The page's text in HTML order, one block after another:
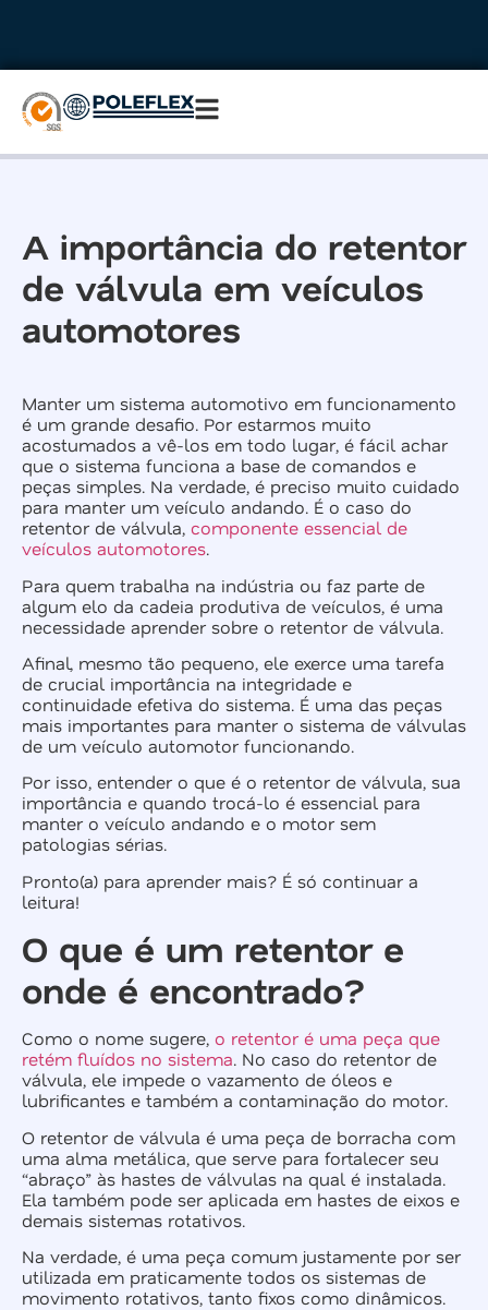
A importância do retentor
de válvula em veículos
automotores
Manter um sistema automotivo em funcionamento
é um grande desafio. Por estarmos muito
acostumados a vê-los em todo lugar, é fácil achar
que o sistema funciona a base de comandos e
peças simples. Na verdade, é preciso muito cuidado
para manter um veículo andando. É o caso do
retentor de válvula, componente essencial de
veículos automotores.
Para quem trabalha na indústria ou faz parte de
algum elo da cadeia produtiva de veículos, é uma
necessidade aprender sobre o retentor de válvula.
Afinal, mesmo tão pequeno, ele exerce uma tarefa
de crucial importância na integridade e
continuidade efetiva do sistema. É uma das peças
mais importantes para manter o sistema de válvulas
de um veículo automotor funcionando.
Por isso, entender o que é o retentor de válvula, sua
importância e quando trocá-lo é essencial para
manter o veículo andando e o motor sem
patologias sérias.
Pronto(a) para aprender mais? É só continuar a
leitura!
O que é um retentor e
onde é encontrado?
Como o nome sugere, o retentor é uma peça que
retém fluídos no sistema. No caso do retentor de
válvula, ele impede o vazamento de óleos e
lubrificantes e também a contaminação do motor.
O retentor de válvula é uma peça de borracha com
uma alma metálica, que serve para fortalecer seu
“abraço” às hastes de válvulas na qual é instalada.
Ela também pode ser aplicada em hastes de eixos e
demais sistemas rotativos.
Na verdade, é uma peça comum justamente por ser
utilizada em praticamente todos os sistemas de
movimento rotativos, tanto fixos como dinâmicos.